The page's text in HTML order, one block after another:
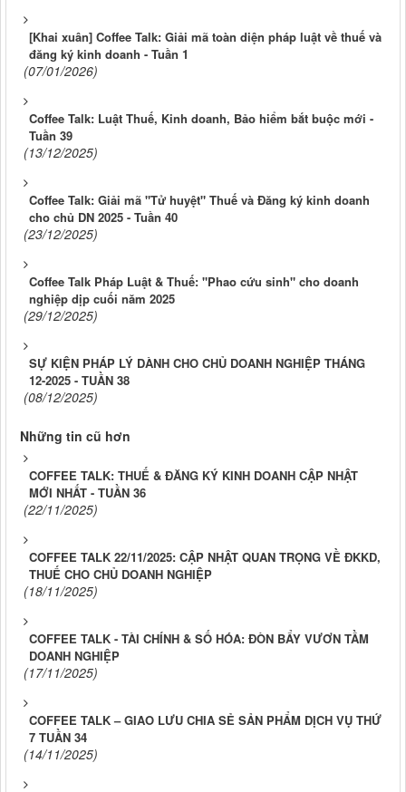
[Khai xuân] Coffee Talk: Giải mã toàn diện pháp luật về thuế và
đăng ký kinh doanh - Tuần 1
(07/01/2026)
Coffee Talk: Luật Thuế, Kinh doanh, Bảo hiểm bắt buộc mới -
Tuần 39
(13/12/2025)
Coffee Talk: Giải mã "Tử huyệt" Thuế và Đăng ký kinh doanh
cho chủ DN 2025 - Tuần 40
(23/12/2025)
Coffee Talk Pháp Luật & Thuế: "Phao cứu sinh" cho doanh
nghiệp dịp cuối năm 2025
(29/12/2025)
SỰ KIỆN PHÁP LÝ DÀNH CHO CHỦ DOANH NGHIỆP THÁNG
12-2025 - TUẦN 38
(08/12/2025)
Những tin cũ hơn
COFFEE TALK: THUẾ & ĐĂNG KÝ KINH DOANH CẬP NHẬT
MỚI NHẤT - TUẦN 36
(22/11/2025)
COFFEE TALK 22/11/2025: CẬP NHẬT QUAN TRỌNG VỀ ĐKKD,
THUẾ CHO CHỦ DOANH NGHIỆP
(18/11/2025)
COFFEE TALK - TÀI CHÍNH & SỐ HÓA: ĐÒN BẨY VƯƠN TẦM
DOANH NGHIỆP
(17/11/2025)
COFFEE TALK – GIAO LƯU CHIA SẺ SẢN PHẨM DỊCH VỤ THỨ
7 TUẦN 34
(14/11/2025)